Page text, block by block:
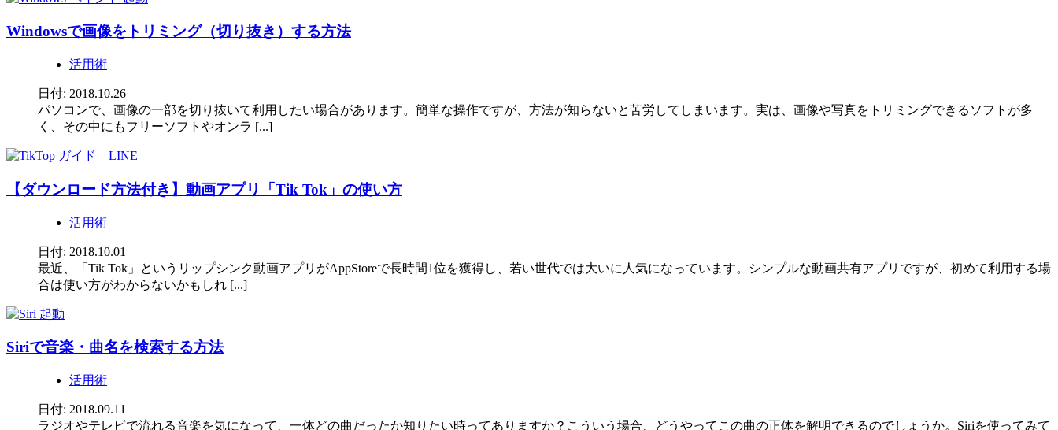
Windowsで画像をトリミング（切り抜き）する方法
活用術
日付: 2018.10.26
パソコンで、画像の一部を切り抜いて利用したい場合があります。簡単な操作ですが、方法が知らないと苦労してしまいます。実は、画像や写真をトリミングできるソフトが多
く、その中にもフリーソフトやオンラ [...]
【ダウンロード方法付き】動画アプリ「Tik Tok」の使い方
活用術
日付: 2018.10.01
最近、「Tik Tok」というリップシンク動画アプリがAppStoreで長時間1位を獲得し、若い世代では大いに人気になっています。シンプルな動画共有アプリですが、初めて利用する場
合は使い方がわからないかもしれ [...]
Siriで音楽・曲名を検索する方法
活用術
日付: 2018.09.11
ラジオやテレビで流れる音楽を気になって、一体どの曲だったか知りたい時ってありますか？こういう場合、どうやってこの曲の正体を解明できるのでしょうか。Siriを使ってみて